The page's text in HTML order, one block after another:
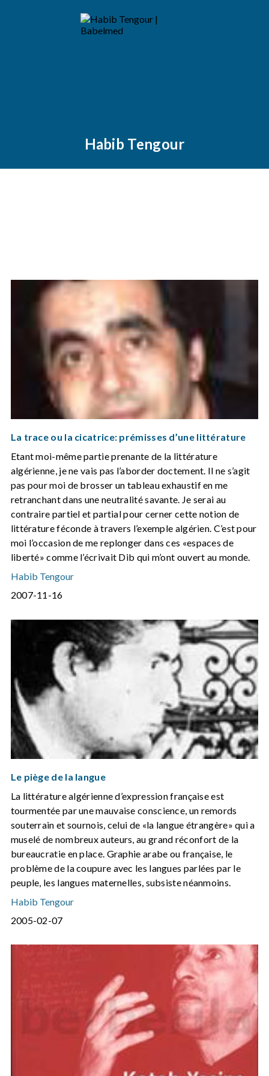
Habib Tengour
La trace ou la cicatrice: prémisses d’une littérature
Etant moi-même partie prenante de la littérature
algérienne, je ne vais pas l’aborder doctement. Il ne s’agit
pas pour moi de brosser un tableau exhaustif en me
retranchant dans une neutralité savante. Je serai au
contraire partiel et partial pour cerner cette notion de
littérature féconde à travers l’exemple algérien. C’est pour
moi l’occasion de me replonger dans ces «espaces de
liberté» comme l’écrivait Dib qui m’ont ouvert au monde.
Habib Tengour
2007-11-16
Le piège de la langue
La littérature algérienne d’expression française est
tourmentée par une mauvaise conscience, un remords
souterrain et sournois, celui de «la langue étrangère» qui a
muselé de nombreux auteurs, au grand réconfort de la
bureaucratie en place. Graphie arabe ou française, le
problème de la coupure avec les langues parlées par le
peuple, les langues maternelles, subsiste néanmoins.
Habib Tengour
2005-02-07